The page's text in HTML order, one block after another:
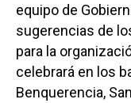
equipo de
sugerencias de
para la
celebrará en los
Benquerencia,